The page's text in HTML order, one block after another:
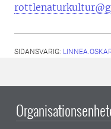
SIDANSVARIG: